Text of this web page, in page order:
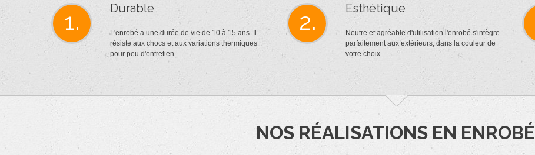
1. Durable
L'enrobé a une durée de vie de 10 à 15 ans. Il
résiste aux chocs et aux variations thermiques
pour peu d'entretien.
2. Esthétique
Neutre et agréable d'utilisation l'enrobé s'intègre
parfaitement aux extérieurs, dans la couleur de
votre choix.
NOS RÉALISATIONS EN ENROBÉ